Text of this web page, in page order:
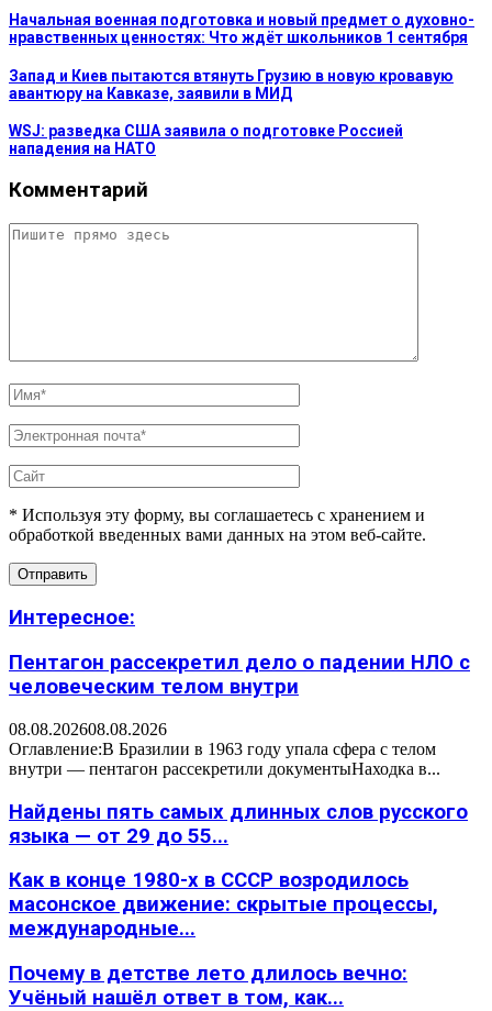
Начальная военная подготовка и новый предмет о духовно-
нравственных ценностях: Что ждёт школьников 1 сентября
Запад и Киев пытаются втянуть Грузию в новую кровавую
авантюру на Кавказе, заявили в МИД
WSJ: разведка США заявила о подготовке Россией
нападения на НАТО
Комментарий
* Используя эту форму, вы соглашаетесь с хранением и
обработкой введенных вами данных на этом веб-сайте.
Интересное:
Пентагон рассекретил дело о падении НЛО с
человеческим телом внутри
08.08.202608.08.2026
Оглавление:В Бразилии в 1963 году упала сфера с телом
внутри — пентагон рассекретили документыНаходка в...
Найдены пять самых длинных слов русского
языка — от 29 до 55...
Как в конце 1980-х в СССР возродилось
масонское движение: скрытые процессы,
международные...
Почему в детстве лето длилось вечно:
Учёный нашёл ответ в том, как...